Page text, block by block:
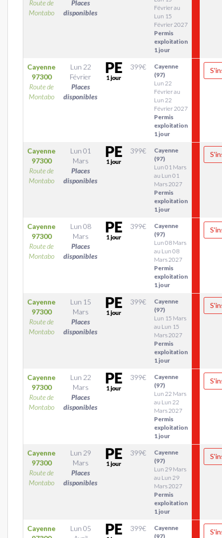
Route de
Montabo
Places
disponibles
Février au
Lun 15
Février 2027
Permis
exploitation
1 jour
Cayenne
97300
Route de
Montabo
Lun 22
Février
Places
disponibles
399€
Cayenne
(97)
Lun 22
Février au
Lun 22
Février 2027
Permis
exploitation
1 jour
Cayenne
97300
Route de
Montabo
Lun 01
Mars
Places
disponibles
399€
Cayenne
(97)
Lun 01 Mars
au Lun 01
Mars 2027
Permis
exploitation
1 jour
Cayenne
97300
Route de
Montabo
Lun 08
Mars
Places
disponibles
399€
Cayenne
(97)
Lun 08 Mars
au Lun 08
Mars 2027
Permis
exploitation
1 jour
Cayenne
97300
Route de
Montabo
Lun 15
Mars
Places
disponibles
399€
Cayenne
(97)
Lun 15 Mars
au Lun 15
Mars 2027
Permis
exploitation
1 jour
Cayenne
97300
Route de
Montabo
Lun 22
Mars
Places
disponibles
399€
Cayenne
(97)
Lun 22 Mars
au Lun 22
Mars 2027
Permis
exploitation
1 jour
Cayenne
97300
Route de
Montabo
Lun 29
Mars
Places
disponibles
399€
Cayenne
(97)
Lun 29 Mars
au Lun 29
Mars 2027
Permis
exploitation
1 jour
Cayenne
Lun 05
399€
Cayenne
(97)